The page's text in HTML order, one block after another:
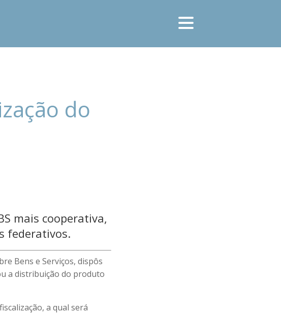
do
mais cooperativa,
federativos.
Bens e Serviços, dispôs
a distribuição do produto
a qual será